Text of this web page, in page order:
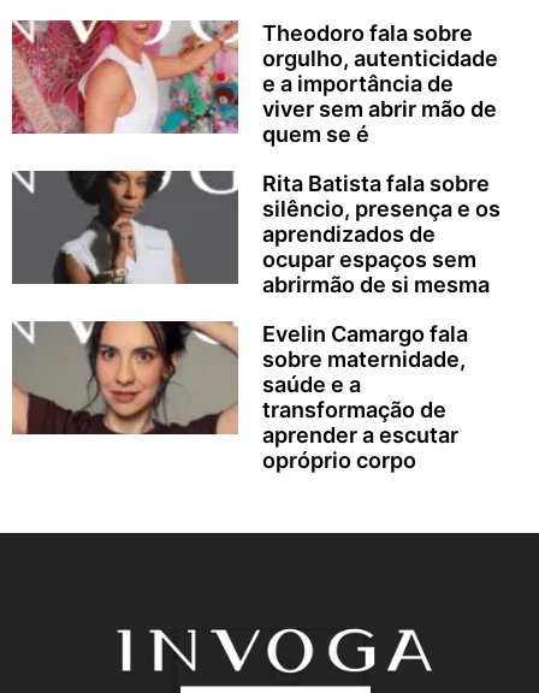
Theodoro fala sobre
orgulho, autenticidade
e a importância de
viver sem abrir mão de
quem se é
Rita Batista fala sobre
silêncio, presença e os
aprendizados de
ocupar espaços sem
abrirmão de si mesma
Evelin Camargo fala
sobre maternidade,
saúde e a
transformação de
aprender a escutar
opróprio corpo